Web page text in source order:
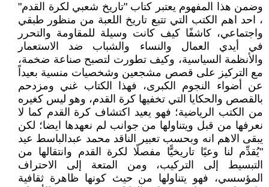
وضمن هذا المفهوم يعتبر كتاب "تاريخ شعبي لكرة القدم"
، احد اهم الكتب التي تتبع تاريخ اللعبة من منظور طبقي
واجتماعي، كاشفًا كيف كانت وسيلة للمقاومة والتحرر
في أيدي العمال والنساء والشباب ضد الاستعمار
والأنظمة السياسية، وكيف تطورت لتصبح صناعة ضخمة،
مع التركيز على قصص مشجعين وشخصيات منسية بعيداً
عن أضواء النجوم الكبرى، فهذا الكتاب غني ومزدحم
بالقصص والحكايا التي تخفيها كرة القدم، وهو ليس كغيره
من الكتب الرياضية؛ فهو يعيد اكتشاف كرة القدم كما لا
نعرفها من قبل ويتناولها من جوانب لم نعهدها ايضا؛ لكن
يبقى الاهم انه وبحسب تعبير الناقد محمد عبدالباسط عيد
"يُقدِّم لنا وعيًا تاريخيًّا مفصلًا لكرة القدم وانتقالها من
التبسيط إلى التركيب، ومن المتعة إلى الاحتراف
المؤسسي، فهو يتناولها من حيث كونها ظاهرة ثقافية